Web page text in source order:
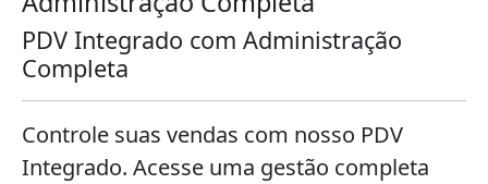
PDV Integrado com Administração
Completa
Controle suas vendas com nosso PDV
Integrado. Acesse uma gestão completa